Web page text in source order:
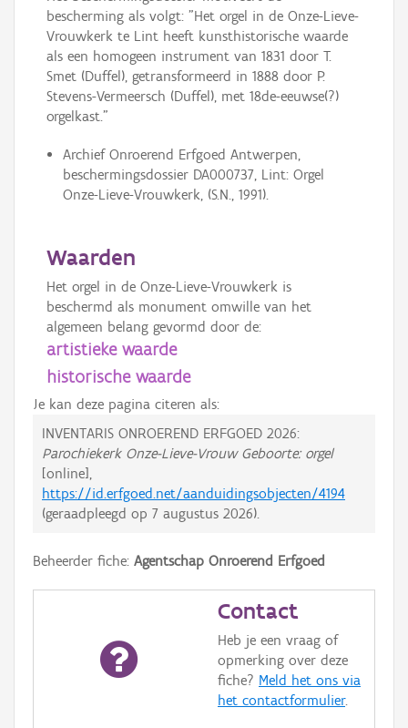
bescherming als volgt: "Het orgel in de Onze-Lieve-
Vrouwkerk te Lint heeft kunsthistorische waarde
als een homogeen instrument van 1831 door T.
Smet (Duffel), getransformeerd in 1888 door P.
Stevens-Vermeersch (Duffel), met 18de-eeuwse(?)
orgelkast."
Archief Onroerend Erfgoed Antwerpen,
beschermingsdossier DA000737, Lint: Orgel
Onze-Lieve-Vrouwkerk, (S.N., 1991).
Waarden
Het orgel in de Onze-Lieve-Vrouwkerk is
beschermd als monument omwille van het
algemeen belang gevormd door de:
artistieke waarde
historische waarde
Je kan deze pagina citeren als:
INVENTARIS ONROEREND ERFGOED 2026:
Parochiekerk Onze-Lieve-Vrouw Geboorte: orgel
[online],
https://id.erfgoed.net/aanduidingsobjecten/4194
(geraadpleegd op 7 augustus 2026).
Beheerder fiche: Agentschap Onroerend Erfgoed
Contact
Heb je een vraag of
opmerking over deze
fiche? Meld het ons via
het contactformulier.